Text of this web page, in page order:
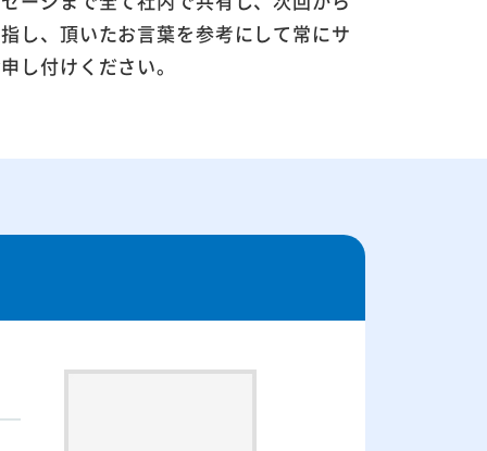
し、頂いたお言葉を参考にして常にサ
し付けください。